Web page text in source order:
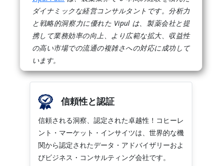
ダイナミックな経営コンサルタントです。分析力
と戦略的洞察力に優れた Vipul は、製薬会社と提
携して業務効率の向上、より広範な拡大、収益性
の高い市場での流通の複雑さへの対応に成功して
います。
信頼性と認証
信頼される洞察、認定された卓越性！コヒーレ
ント・マーケット・インサイツは、世界的な機
関から認定されたデータ・アドバイザリーおよ
びビジネス・コンサルティング会社です。